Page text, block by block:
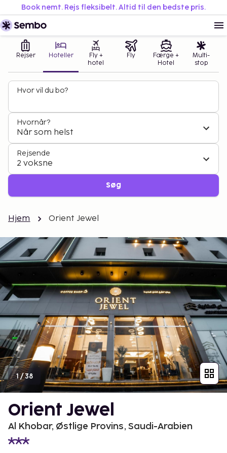
Book nemt. Rejs fleksibelt. Altid til den bedste pris.
Rejser Hoteller
Fly +
hotel
Fly
Færge +
Hotel
Multi-
stop
Hvor vil du bo?
Hvornår?
Når som helst
Rejsende
2 voksne
Søg
Hjem Orient Jewel
1/38
Orient Jewel
Al Khobar, Østlige Provins, Saudi-Arabien